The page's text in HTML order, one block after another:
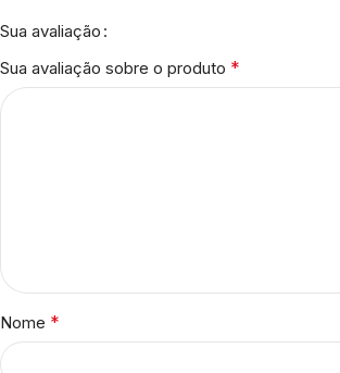
Sua avaliação
Sua avaliação sobre o produto *
Nome *